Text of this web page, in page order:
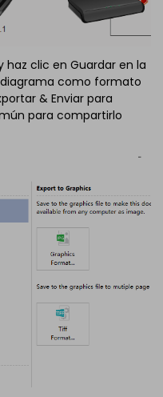
haz clic en Guardar en la
como formato
& Enviar para
para compartirlo